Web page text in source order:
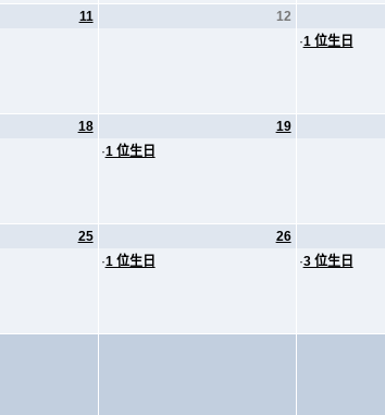
11
12
·1 位生日
18
19
·1 位生日
25
26
·1 位生日
·3 位生日